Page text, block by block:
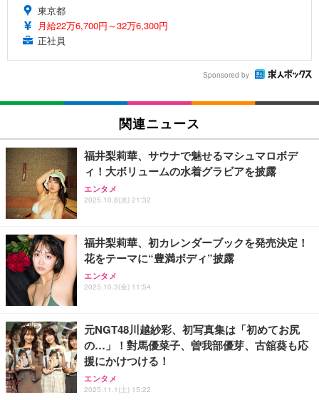
東京都
月給22万6,700円～32万6,300円
正社員
Sponsored by
関連ニュース
福井梨莉華、サウナで魅せるマシュマロボデ
ィ！大ボリュームの水着グラビアを披露
エンタメ
2025.10.8(水) 21:32
福井梨莉華、初カレンダーブックを発売決定！
花をテーマに“豊満ボディ”披露
エンタメ
2025.10.3(金) 11:54
元NGT48川越紗彩、初写真集は「初めてお尻
の…」！對馬優菜子、曽我部優芽、古舘葵も応
援にかけつける！
エンタメ
2025.11.1(土) 15:22